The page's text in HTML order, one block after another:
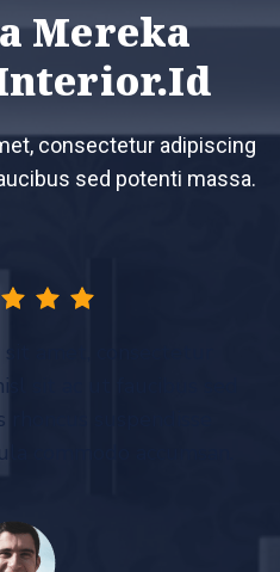
Mereka
consectetur adipiscing
sed potenti massa.
amet, consectetur
sit ac ut faucibus sed
rhoncus suspendisse
commodo accumsan.